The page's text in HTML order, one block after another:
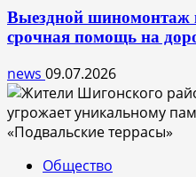
Выездной шиномонтаж
срочная помощь на
news 09.07.2026
Общество